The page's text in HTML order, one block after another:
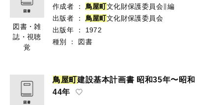
図書・雑
誌・視聴
覚
作成者 ： 鳥屋町文化財保護委員会∥編
出版者
： 鳥屋町文化財保護委員会
出版年
：
1972
種別
： 図書
鳥屋町建設基本計画書 昭和35年〜昭和
44年